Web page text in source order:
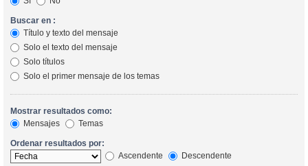
Buscar en :
Título y texto del mensaje
Solo el texto del mensaje
Solo títulos
Solo el primer mensaje de los temas
Mostrar resultados como:
Mensajes
Temas
Ordenar resultados por:
Ascendente
Descendente